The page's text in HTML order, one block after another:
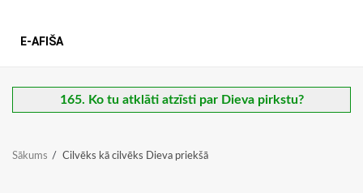
E-AFIŠA
165. Ko tu atklāti atzīsti par Dieva pirkstu?
Sākums Cilvēks kā cilvēks Dieva priekšā